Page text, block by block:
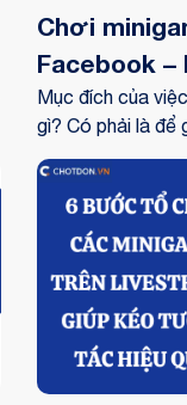
Chơi
Facebook –
lượt xem
Mục đích của
gì? Có phải là
xem video